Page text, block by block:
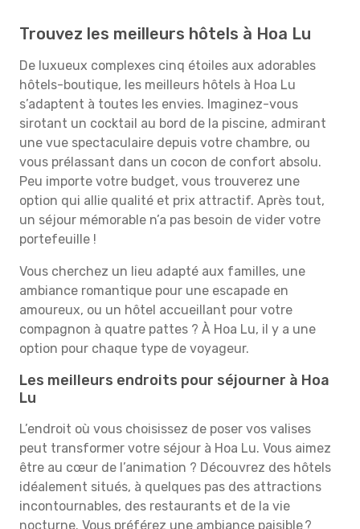
Trouvez les meilleurs hôtels à Hoa Lu
De luxueux complexes cinq étoiles aux adorables
hôtels-boutique, les meilleurs hôtels à Hoa Lu
s’adaptent à toutes les envies. Imaginez-vous
sirotant un cocktail au bord de la piscine, admirant
une vue spectaculaire depuis votre chambre, ou
vous prélassant dans un cocon de confort absolu.
Peu importe votre budget, vous trouverez une
option qui allie qualité et prix attractif. Après tout,
un séjour mémorable n’a pas besoin de vider votre
portefeuille !
Vous cherchez un lieu adapté aux familles, une
ambiance romantique pour une escapade en
amoureux, ou un hôtel accueillant pour votre
compagnon à quatre pattes ? À Hoa Lu, il y a une
option pour chaque type de voyageur.
Les meilleurs endroits pour séjourner à Hoa
Lu
L’endroit où vous choisissez de poser vos valises
peut transformer votre séjour à Hoa Lu. Vous aimez
être au cœur de l’animation ? Découvrez des hôtels
idéalement situés, à quelques pas des attractions
incontournables, des restaurants et de la vie
nocturne. Vous préférez une ambiance paisible ?